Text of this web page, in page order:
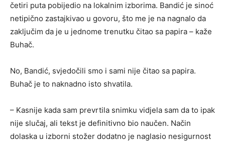
četiri puta pobijedio na lokalnim izborima. Bandić je sinoć
netipično zastajkivao u govoru, što me je na nagnalo da
zaključim da je u jednome trenutku čitao sa papira – kaže
Buhač.
No, Bandić, svjedočili smo i sami nije čitao sa papira.
Buhač je to naknadno isto shvatila.
– Kasnije kada sam prevrtila snimku vidjela sam da to ipak
nije slučaj, ali tekst je definitivno bio naučen. Način
dolaska u izborni stožer dodatno je naglasio nesigurnost